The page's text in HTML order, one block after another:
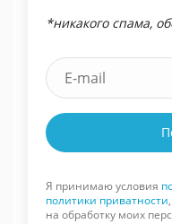
*никакого спама,
Я принимаю условия
политики приватности
на обработку моих